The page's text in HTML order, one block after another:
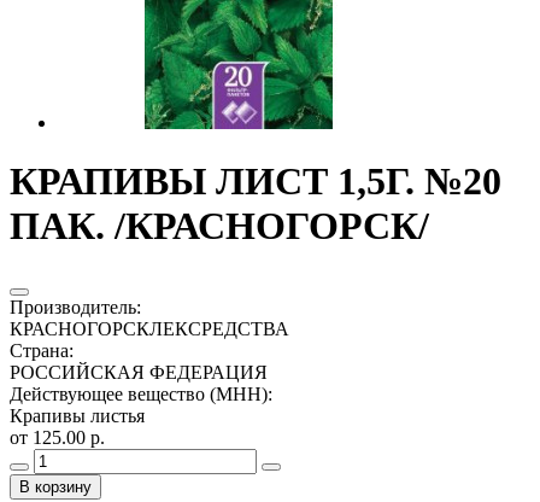
КРАПИВЫ ЛИСТ 1,5Г. №20
ПАК. /КРАСНОГОРСК/
Производитель:
КРАСНОГОРСКЛЕКСРЕДСТВА
Страна:
РОССИЙСКАЯ ФЕДЕРАЦИЯ
Действующее вещество (МНН):
Крапивы листья
от 125.00 р.
В корзину